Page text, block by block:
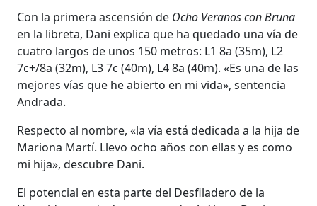
Con la primera ascensión de Ocho Veranos con Bruna
en la libreta, Dani explica que ha quedado una vía de
cuatro largos de unos 150 metros: L1 8a (35m), L2
7c+/8a (32m), L3 7c (40m), L4 8a (40m). «Es una de las
mejores vías que he abierto en mi vida», sentencia
Andrada.
Respecto al nombre, «la vía está dedicada a la hija de
Mariona Martí. Llevo ocho años con ellas y es como
mi hija», descubre Dani.
El potencial en esta parte del Desfiladero de la